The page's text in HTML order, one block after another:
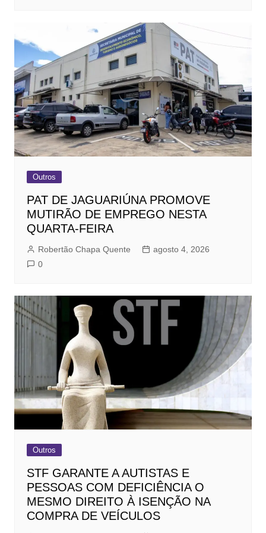
Outros
PAT DE JAGUARIÚNA PROMOVE
MUTIRÃO DE EMPREGO NESTA
QUARTA-FEIRA
Robertão Chapa Quente
agosto 4, 2026
0
Outros
STF GARANTE A AUTISTAS E
PESSOAS COM DEFICIÊNCIA O
MESMO DIREITO À ISENÇÃO NA
COMPRA DE VEÍCULOS